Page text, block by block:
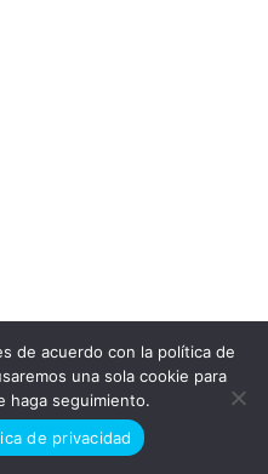
derechos reservados 2026
de privacidad
de acuerdo con la política de
una sola cookie para
haga seguimiento.
de privacidad